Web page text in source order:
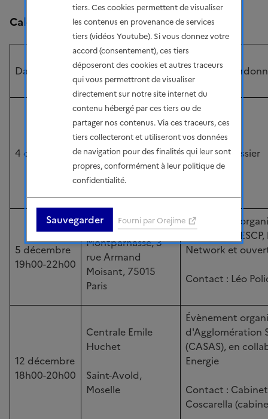
tiers. Ces cookies permettent de visualiser
les contenus en provenance de services
tiers (vidéos Youtube). Si vous donnez votre
accord (consentement), ces tiers
déposeront des cookies et autres traceurs
qui vous permettront de visualiser
directement sur notre site internet du
contenu hébergé par ces tiers ou de
partager nos contenus. Via ces traceurs, ces
tiers collecteront et utiliseront vos données
de navigation pour des finalités qui leur sont
propres, conformément à leur politique de
confidentialité.
Sauvegarder Fourni par Orejime
Calendrier des réunions d'initiatives locales
Date Lieu Nom et
4 décembre
bureau de Tenergie
à Fuveau
Bureaux Arteparc
de Fuveau – Bât A
Lieu-dit Plan de
Fabrique 13710
Fuveau
Matthieu Tessier
5 décembre
19h00-22h00
Campus ESCP de
Montparnasse, 3
rue Armand
Moisant, 75015
Paris
Évènement
engagé de
Network et
Contact : Léo
12 décembre
18h00-20h00
Centrale Emile
Huchet
Saint-Avold,
Moselle
Évènement
d'Agglomération
(CASAS), en
Energie
Contact :
Coscarella